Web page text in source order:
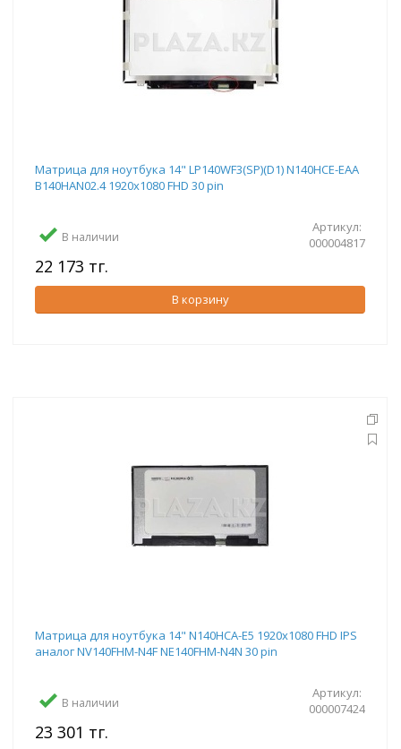
Матрица для ноутбука 14" LP140WF3(SP)(D1) N140HCE-EAA
B140HAN02.4 1920x1080 FHD 30 pin
В наличии
Артикул:
000004817
22 173 тг.
В корзину
Матрица для ноутбука 14" N140HCA-E5 1920x1080 FHD IPS
аналог NV140FHM-N4F NE140FHM-N4N 30 pin
В наличии
Артикул:
000007424
23 301 тг.